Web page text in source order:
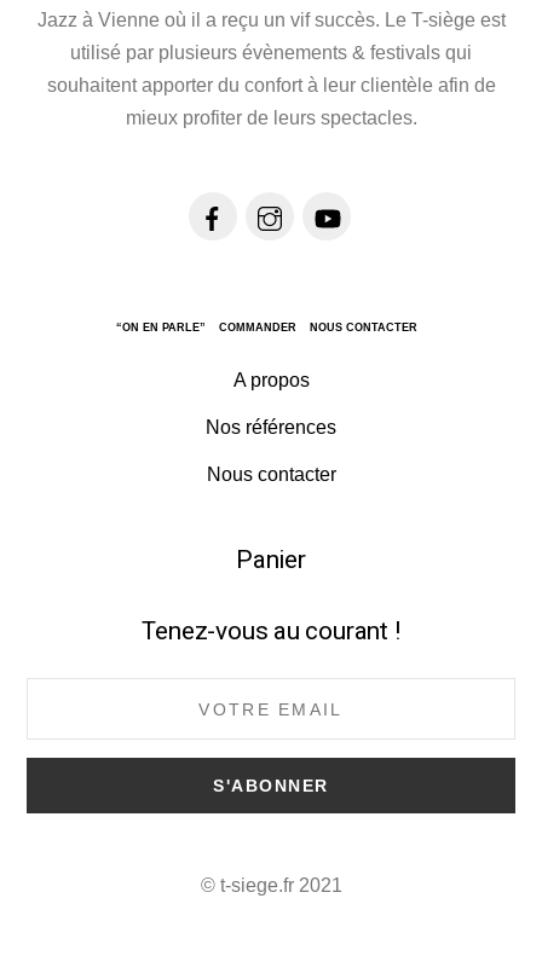
Jazz à Vienne où il a reçu un vif succès. Le T-siège est
utilisé par plusieurs évènements & festivals qui
souhaitent apporter du confort à leur clientèle afin de
mieux profiter de leurs spectacles.
“ON EN PARLE” COMMANDER NOUS CONTACTER
A propos
Nos références
Nous contacter
Panier
Tenez-vous au courant !
© t-siege.fr 2021